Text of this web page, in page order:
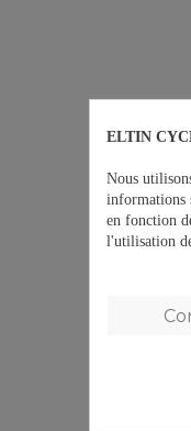
ELTIN
Nous
informations
en fonction
l'utilisation